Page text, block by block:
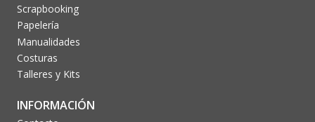
Scrapbooking
Papelería
Manualidades
Costuras
Talleres y Kits
INFORMACIÓN